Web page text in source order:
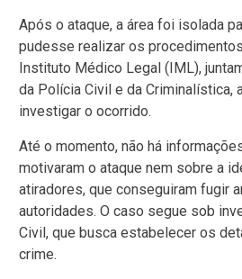
Após o ataque, a área foi isolada
pudesse realizar os
Instituto Médico Legal (IML),
da Polícia Civil e da Criminalística,
investigar o ocorrido.
Até o momento, não há
motivaram o ataque nem sobre a
atiradores, que conseguiram fugir
autoridades. O caso segue sob
Civil, que busca estabelecer os
crime.